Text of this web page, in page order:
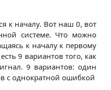
к началу. Вот наш 0, вот
системе. Что можно
к началу к первому
9 вариантов того, как
9 вариантов: один
с однократной ошибкой